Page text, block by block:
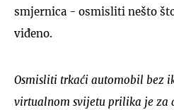
smjernica - osmisliti nešto
viđeno.
Osmisliti trkaći automobil bez
virtualnom svijetu prilika je za